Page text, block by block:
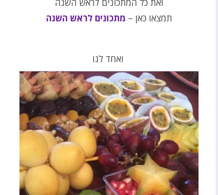
ואת כל המתכונים לראש השנה
תמצאו כאן – מתכונים לראש השנה
ואחד לנו